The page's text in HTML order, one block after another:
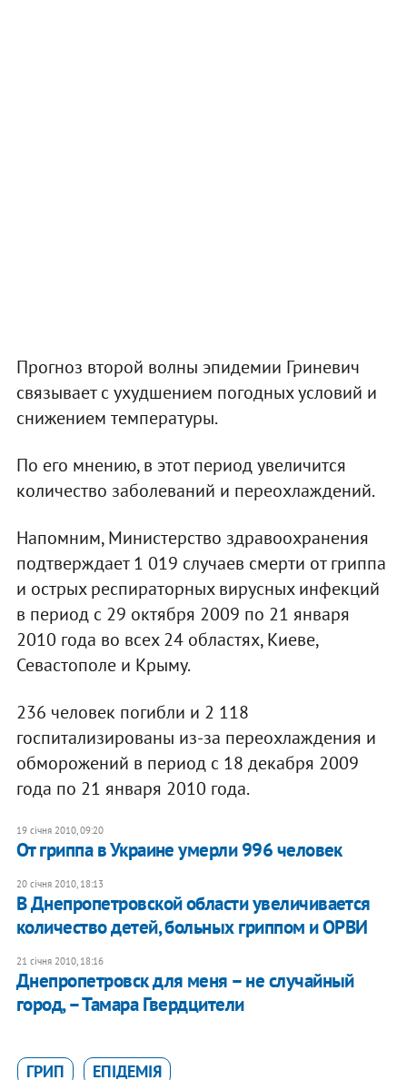
Прогноз второй волны эпидемии Гриневич
связывает с ухудшением погодных условий и
снижением температуры.
По его мнению, в этот период увеличится
количество заболеваний и переохлаждений.
Напомним, Министерство здравоохранения
подтверждает 1 019 случаев смерти от гриппа
и острых респираторных вирусных инфекций
в период с 29 октября 2009 по 21 января
2010 года во всех 24 областях, Киеве,
Севастополе и Крыму.
236 человек погибли и 2 118
госпитализированы из-за переохлаждения и
обморожений в период с 18 декабря 2009
года по 21 января 2010 года.
19 січня 2010, 09:20
От гриппа в Украине умерли 996 человек
20 січня 2010, 18:13
В Днепропетровской области увеличивается
количество детей, больных гриппом и ОРВИ
21 січня 2010, 18:16
Днепропетровск для меня – не случайный
город, – Тамара Гвердцители
ГРИП ЕПІДЕМІЯ